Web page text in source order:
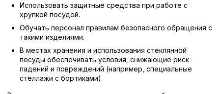
Использовать защитные средства при работе с
хрупкой посудой.
Обучать персонал правилам безопасного обращения с
такими изделиями.
В местах хранения и использования стеклянной
посуды обеспечивать условия, снижающие риск
падений и повреждений (например, специальные
стеллажи с бортиками).